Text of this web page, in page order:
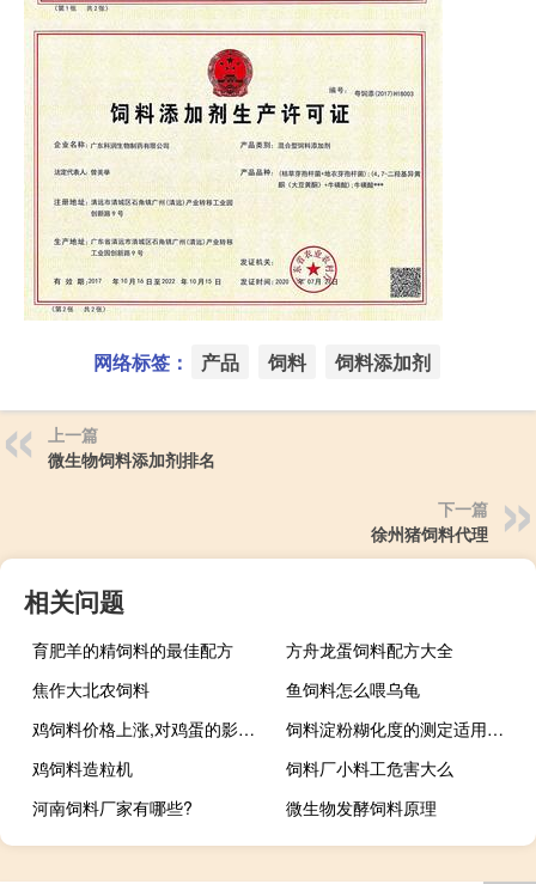
网络标签： 产品 饲料 饲料添加剂
上一篇
微生物饲料添加剂排名
下一篇
徐州猪饲料代理
相关问题
育肥羊的精饲料的最佳配方
方舟龙蛋饲料配方大全
焦作大北农饲料
鱼饲料怎么喂乌龟
鸡饲料价格上涨,对鸡蛋的影响是
饲料淀粉糊化度的测定适用于哪些饲料
鸡饲料造粒机
饲料厂小料工危害大么
河南饲料厂家有哪些?
微生物发酵饲料原理